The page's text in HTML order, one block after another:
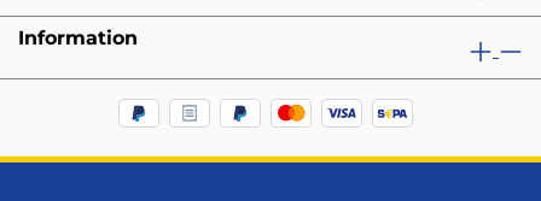
Information